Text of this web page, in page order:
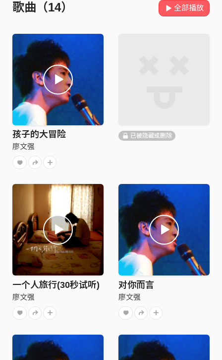
歌曲（14） 全部播放
孩子的大冒险
廖文强
已被隐藏或删除
一个人旅行(30秒试听)
廖文强
对你而言
廖文强